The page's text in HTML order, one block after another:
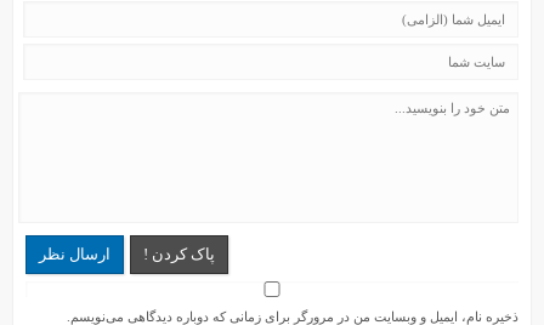
ارسال نظر پاک کردن !
ذخیره نام، ایمیل و وبسایت من در مرورگر برای زمانی که دوباره دیدگاهی می‌نویسم.